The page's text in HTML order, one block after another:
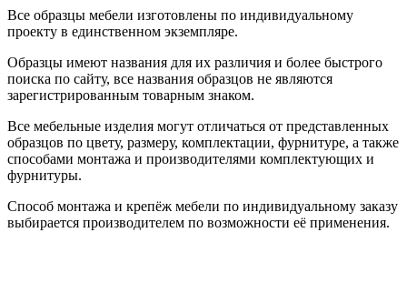
Все образцы мебели изготовлены по индивидуальному
проекту в единственном экземпляре.
Образцы имеют названия для их различия и более быстрого
поиска по сайту, все названия образцов не являются
зарегистрированным товарным знаком.
Все мебельные изделия могут отличаться от представленных
образцов по цвету, размеру, комплектации, фурнитуре, а также
способами монтажа и производителями комплектующих и
фурнитуры.
Способ монтажа и крепёж мебели по индивидуальному заказу
выбирается производителем по возможности её применения.